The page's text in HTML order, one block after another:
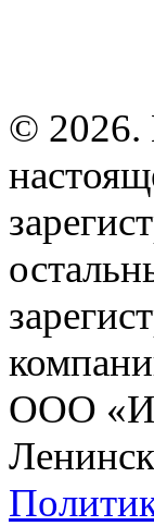
© 2026.
ООО